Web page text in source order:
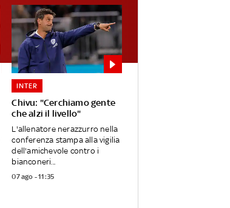
Chivu: "Cerchiamo gente
che alzi il livello"
INTER
L'allenatore nerazzurro nella
conferenza stampa alla vigilia
dell'amichevole contro i
bianconeri...
07 ago - 11:35